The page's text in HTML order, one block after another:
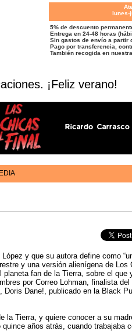
lunes-
5% de descuento
Entrega en 24-48 horas
Sin gastos de envío a partir
Pago por transferencia,
También recogida en
¡Feliz verano!
y que su autora define como
y una versión alienígena de Los
fan de la Tierra, sobre el que
por Correo Lohman, finalista del
Doris Dane!, publicado en la Black
la Tierra, y quiere conocer a su
años atrás, cuando trabajaba